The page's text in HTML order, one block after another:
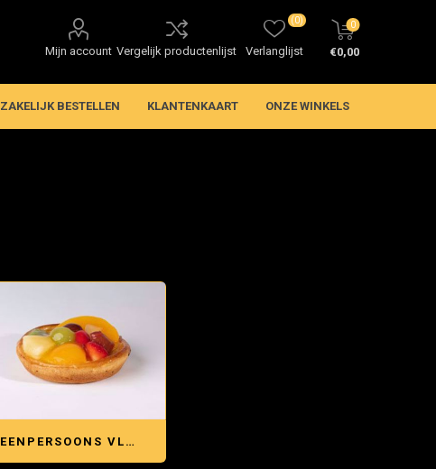
Mijn account Vergelijk productenlijst Verlanglijst
(0) 0
€0,00
ZAKELIJK BESTELLEN KLANTENKAART ONZE WINKELS
EENPERSOONS VLAAITJES